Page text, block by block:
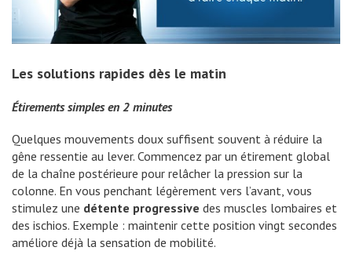
Les solutions rapides dès le matin
Étirements simples en 2 minutes
Quelques mouvements doux suffisent souvent à réduire la
gêne ressentie au lever. Commencez par un étirement global
de la chaîne postérieure pour relâcher la pression sur la
colonne. En vous penchant légèrement vers l’avant, vous
stimulez une détente progressive des muscles lombaires et
des ischios. Exemple : maintenir cette position vingt secondes
améliore déjà la sensation de mobilité.